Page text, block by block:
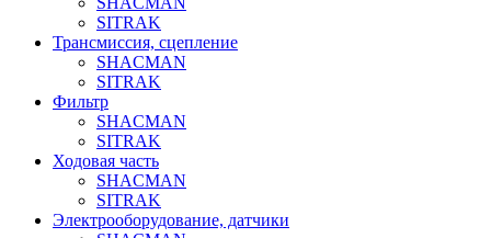
SITRAK
Трансмиссия, сцепление
SHACMAN
SITRAK
Фильтр
SHACMAN
SITRAK
Ходовая часть
SHACMAN
SITRAK
Электрооборудование, датчики